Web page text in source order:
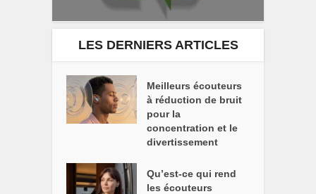
LES DERNIERS ARTICLES
Meilleurs écouteurs
à réduction de bruit
pour la
concentration et le
divertissement
Qu’est-ce qui rend
les écouteurs